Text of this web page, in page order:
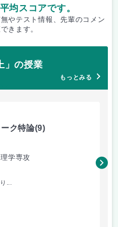
均スコアです。
やテスト情報、先輩のコメン
きます。
」の授業
もっとみる
ク特論(9)
学専攻
...
森